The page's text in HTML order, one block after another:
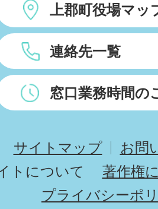
上郡町役場マッ
連絡先一覧
窓口業務時間の
サイトマップ
お問
トについて
著作権
プライバシーポ